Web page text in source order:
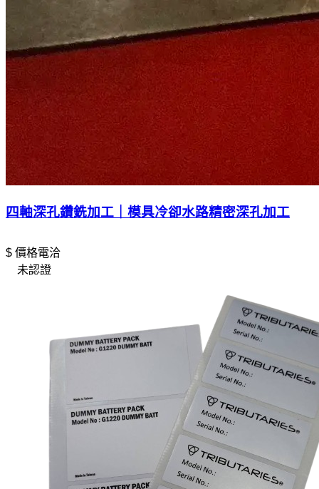
四軸深孔鑽銑加工｜模具冷卻水路精密深孔加工
$ 價格電洽
未認證